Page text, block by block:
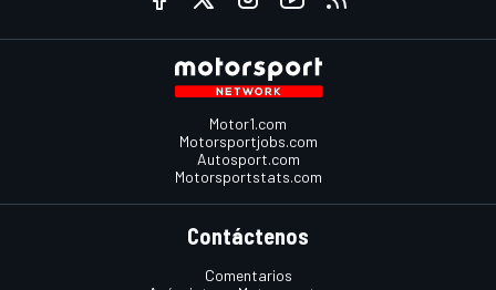
Motor1.com
Motorsportjobs.com
Autosport.com
Motorsportstats.com
Contáctenos
Comentarios